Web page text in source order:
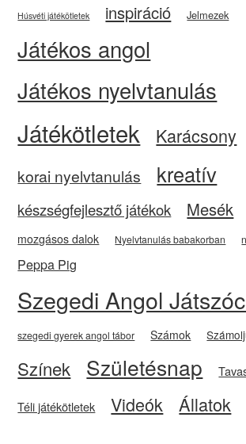
Húsvéti játékötletek inspiráció Jelmezek
Játékos angol
Játékos nyelvtanulás
Játékötletek Karácsony
korai nyelvtanulás kreatív
készségfejlesztő játékok Mesék
mozgásos dalok
Nyelvtanulás babakorban
Peppa Pig
Szegedi Angol
szegedi gyerek angol tábor Számok
Színek Születésnap
Téli játékötletek Videók Állatok